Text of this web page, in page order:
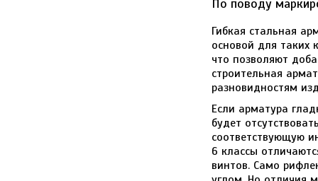
По поводу
Гибкая стальная
основой для таких
что позволяют
строительная
разновидностям
Если арматура
будет
соответствующую
6 классы
винтов. Само